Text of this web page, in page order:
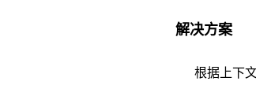
解决方案
根据上下文